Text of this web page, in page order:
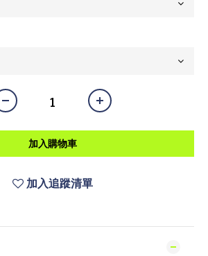
加入購物車
加入追蹤清單